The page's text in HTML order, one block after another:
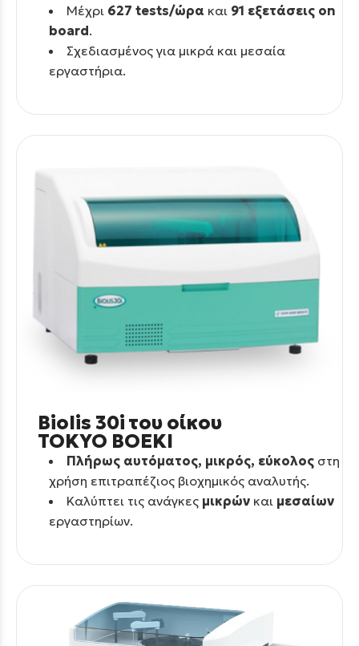
Μέχρι 627 tests/ώρα και 91 εξετάσεις on
board.
Σχεδιασμένος για μικρά και μεσαία
εργαστήρια.
Biolis 30i του οίκου
TOKYO BOEKI
Πλήρως αυτόματος, μικρός, εύκολος στη
χρήση επιτραπέζιος βιοχημικός αναλυτής.
Καλύπτει τις ανάγκες μικρών και μεσαίων
εργαστηρίων.